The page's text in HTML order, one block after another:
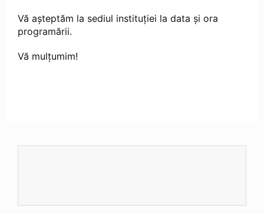
Vă așteptăm la sediul instituției la data și ora
programării.
Vă mulțumim!